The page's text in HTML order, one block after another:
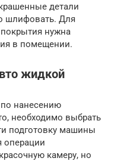
детали
шлифовать. Для
нужна
в помещении.
жидкой
по нанесению
необходимо выбрать
подготовку машины
операции
камеру, но